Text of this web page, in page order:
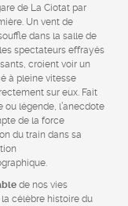
de La Ciotat par
Un vent de
dans la salle de
spectateurs effrayés
croient voir un
à pleine vitesse
sur eux. Fait
ou légende, l’anecdote
de la force
du train dans sa
de nos vies
la célèbre histoire du